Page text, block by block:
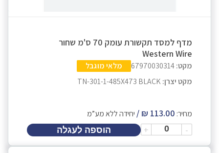
מדף למסד תקשורת עומק 70 ס'מ שחור
Western Wire
מקט:67970030314
מלאי מוגבל
מקט יצרן:TN-301-1-485X473 BLACK
מחיר: יחידה ללא מע”מ
-
+ הוספה לעגלה